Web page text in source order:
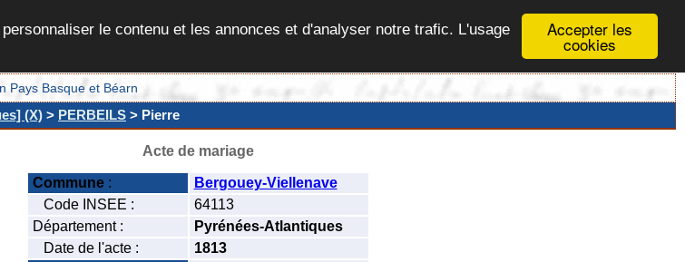
Accepter les
cookies
le contenu et les annonces et d'analyser notre trafic. L'usage
Pays Basque et Béarn
(X) > PERBEILS > Pierre
Acte de mariage
Commune:
Bergouey-Viellenave
Code INSEE :
64113
Département :
Pyrénées-Atlantiques
Date de l'acte :
1813